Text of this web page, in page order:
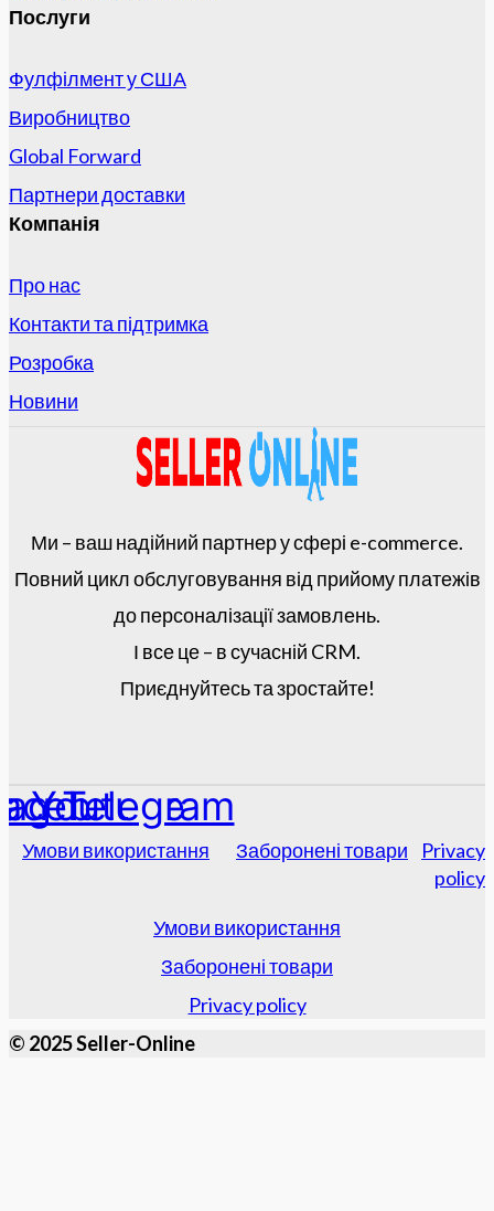
Послуги
Фулфілмент у США
Виробництво
Global Forward
Партнери доставки
Компанія
Про нас
Контакти та підтримка
Розробка
Новини
Ми – ваш надійний партнер у сфері e-commerce.
Повний цикл обслуговування від прийому платежів
до персоналізації замовлень.
І все це – в сучасній CRM.
Приєднуйтесь та зростайте!
Youtube
Telegram
Умови використання Заборонені товари
Privacy
policy
Умови використання
Заборонені товари
Privacy policy
© 2025 Seller-Online